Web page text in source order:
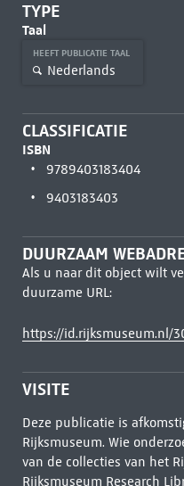
TYPE
Taal
HEEFT PUBLICATIE TAAL
Nederlands
CLASSIFICATIE
ISBN
9789403183404
9403183403
DUURZAAM
Als u naar dit object wilt
duurzame URL:
https://id.rijksmuseum.nl/
VISITE
Deze publicatie is
Rijksmuseum. Wie
van de collecties van het
Rijksmuseum Research